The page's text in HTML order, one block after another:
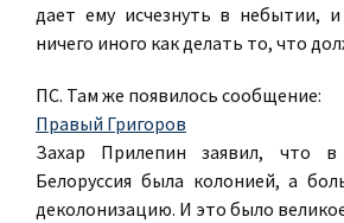
дает ему исчезнуть в небытии,
ничего иного как делать то, что
ПС. Там же появилось сообщение:
Правый Григоров
Захар Прилепин заявил, что в
Белоруссия была колонией, а
деколонизацию. И это было